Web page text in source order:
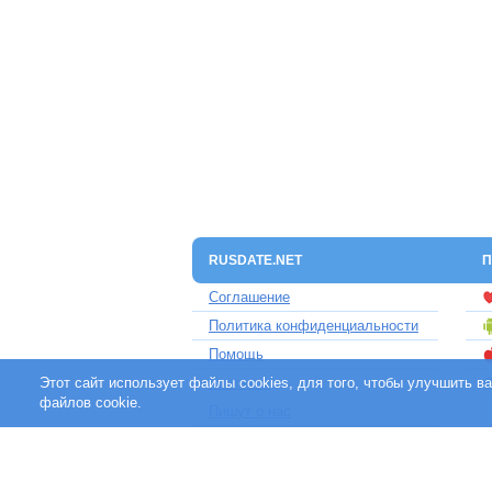
RUSDATE.NET
Соглашение
Политика конфиденциальности
Помощь
Контакты
Этот сайт использует файлы cookies, для того, чтобы улучшить
файлов cookie.